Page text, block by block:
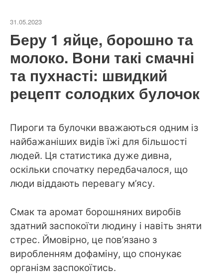
31.05.2023
Беру 1 яйце, борошно та
молоко. Вони такі смачні
та пухнасті: швидкий
рецепт солодких булочок
Пироги та булочки вважаються одним із
найбажаніших видів їжі для більшості
людей. Ця статистика дуже дивна,
оскільки спочатку передбачалося, що
люди віддають перевагу м’ясу.
Смак та аромат борошняних виробів
здатний заспокоїти людину і навіть зняти
стрес. Ймовірно, це пов’язано з
виробленням дофаміну, що спонукає
організм заспокоїтись.